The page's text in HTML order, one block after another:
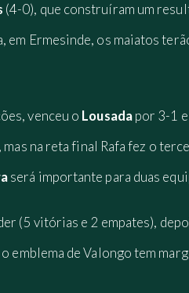
(4-0), que construíram um
Ermesinde, os maiatos
venceu o Lousadapor 3-1 e
na reta final Rafa fez o
será importante para duas
(5 vitórias e 2 empates),
emblema de Valongo tem